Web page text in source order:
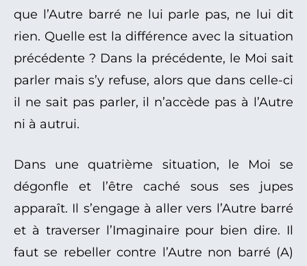
que l’Autre barré ne lui parle pas, ne lui dit
rien. Quelle est la différence avec la situation
précédente ? Dans la précédente, le Moi sait
parler mais s’y refuse, alors que dans celle-ci
il ne sait pas parler, il n’accède pas à l’Autre
ni à autrui.
Dans une quatrième situation, le Moi se
dégonfle et l’être caché sous ses jupes
apparaît. Il s’engage à aller vers l’Autre barré
et à traverser l’Imaginaire pour bien dire. Il
faut se rebeller contre l’Autre non barré (A)